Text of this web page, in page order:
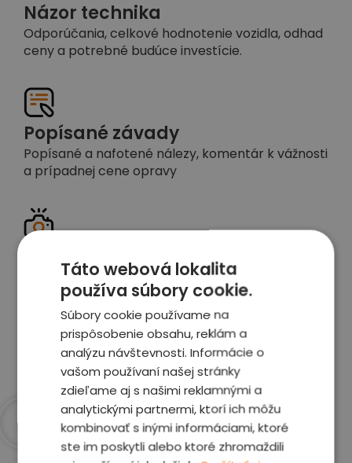
Názor technika
Odporúčania, celkové hodnotenie vozidla, odhad
ceny a potrebné budúce investície.
Popísané závady
Popísané a nafotené nálezy, komentár k vážnosti
a prípadnej cene opravy
Celé auto z exteriéru aj interiéru nafotíme
vrátane závad a poškodení
Zobraziť report
Táto webová lokalita
používa súbory cookie.
Súbory cookie používame na
prispôsobenie obsahu, reklám a
analýzu návštevnosti. Informácie o
vašom používaní našej stránky
zdieľame aj s našimi reklamnými a
analytickými partnermi, ktorí ich môžu
kombinovať s inými informáciami, ktoré
ste im poskytli alebo ktoré zhromaždili